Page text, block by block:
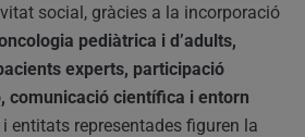
social, gràcies a la incorporació
pediàtrica i d’adults,
experts, participació
comunicació científica i entorn
entitats representades figuren la